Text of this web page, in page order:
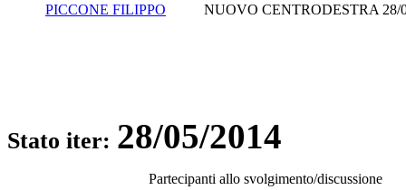
PICCONE FILIPPO
NUOVO CENTRODESTRA 28/
Stato iter: 28/05/2014
Partecipanti allo svolgimento/discussione